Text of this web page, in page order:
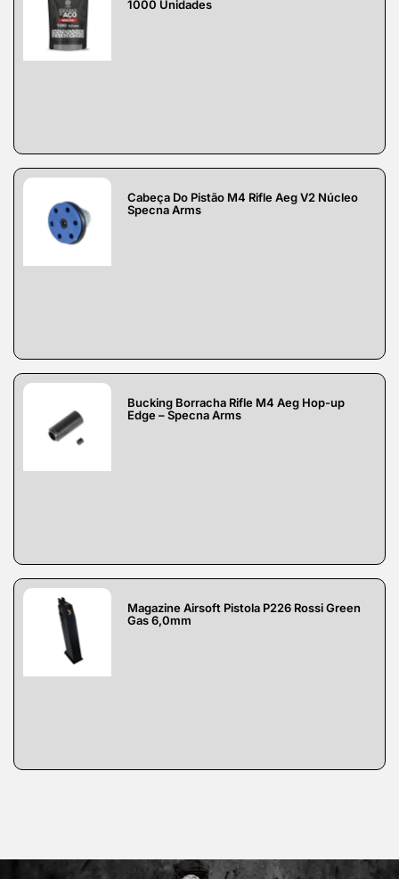
1000 Unidades
Cabeça Do Pistão M4 Rifle Aeg V2 Núcleo
Specna Arms
Bucking Borracha Rifle M4 Aeg Hop-up
Edge – Specna Arms
Magazine Airsoft Pistola P226 Rossi Green
Gas 6,0mm